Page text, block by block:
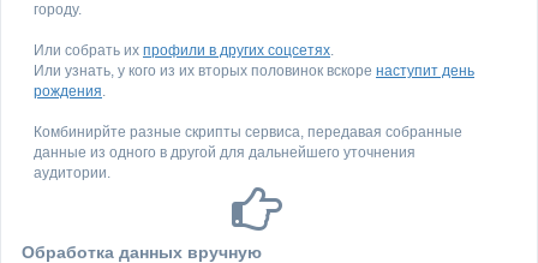
городу.
Или собрать их профили в других соцсетях.
Или узнать, у кого из их вторых половинок вскоре наступит день
рождения.
Комбинирйте разные скрипты сервиса, передавая собранные
данные из одного в другой для дальнейшего уточнения
аудитории.
Обработка данных вручную